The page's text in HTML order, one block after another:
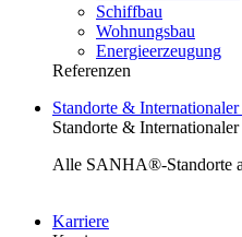
Schiffbau
Wohnungsbau
Energieerzeugung
Referenzen
Standorte &
Standorte &
Alle SANHA®-Standorte
Karriere